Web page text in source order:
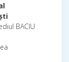
BACIU